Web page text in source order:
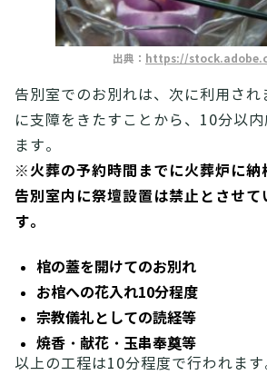
出典： https://
告別室でのお別れは、次に利用され
に支障をきたすことから、10分以
ます。
※火葬の予約時間までに火葬炉に納
告別室内に祭壇設置は禁止とさせて
す。
棺の蓋を開けてのお別れ
お棺への花入れ10分程度
宗教儀礼としての読経等
焼香・献花・玉串奉奠等
以上の工程は10分程度で行われます